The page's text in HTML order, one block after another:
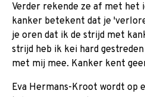
Verder rekende ze af met het
kanker betekent dat je
je oren dat ik de strijd met
strijd heb ik kei hard
met mij mee. Kanker kent
Eva Hermans-Kroot wordt op